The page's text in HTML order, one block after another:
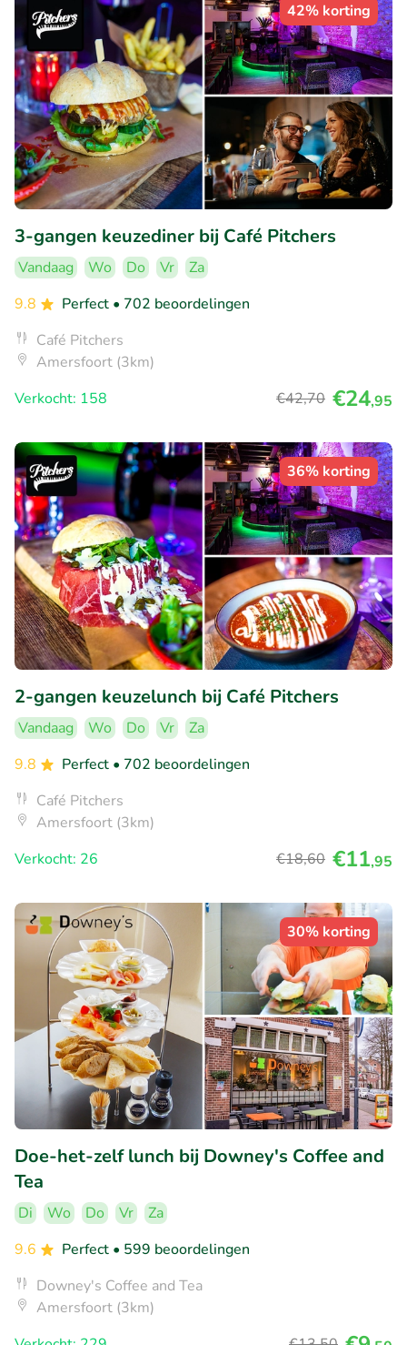
42% korting
3-gangen keuzediner bij Café Pitchers
Vandaag Wo Do Vr
Za
9.8
Perfect • 702 beoordelingen
Café Pitchers
Amersfoort (3km)
Verkocht: 158
€42,70 €24,95
36% korting
2-gangen keuzelunch bij Café Pitchers
Vandaag Wo Do Vr
Za
9.8
Perfect • 702 beoordelingen
Café Pitchers
Amersfoort (3km)
Verkocht: 26
€18,60 €11,95
30% korting
Doe-het-zelf lunch bij Downey's Coffee and
Tea
Di Wo Do Vr
Za
9.6
Perfect • 599 beoordelingen
Downey's Coffee and Tea
Amersfoort (3km)